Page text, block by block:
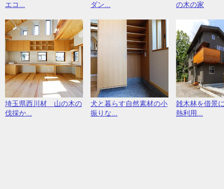
エコ...
ダン...
の木の家
埼玉県西川材 山の木の
伐採か...
犬と暮らす自然素材の小
振りな...
雑木林を借景
熱利用...